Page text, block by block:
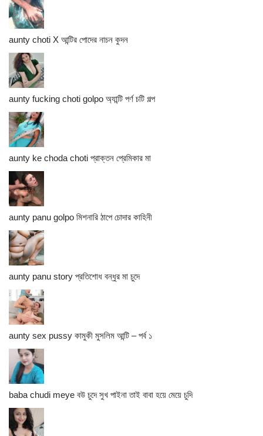
aunty choti X আন্টির পোদের নাচন কুদন
aunty fucking choti golpo অ্যান্টি পর্ণ চটি গল্প
aunty ke choda choti প্রাক্তন প্রেমিকার মা
aunty panu golpo মিশনারি ঠাপে চোদার কাহিনী
aunty panu story প্রতিশোধ বন্ধুর মা চুদে
aunty sex pussy কামুকী মুসলিম আন্টি – পর্ব ১
baba chudi meye বউ চুদে সুখ পাইনা তাই বাবা হয়ে মেয়ে চুদি